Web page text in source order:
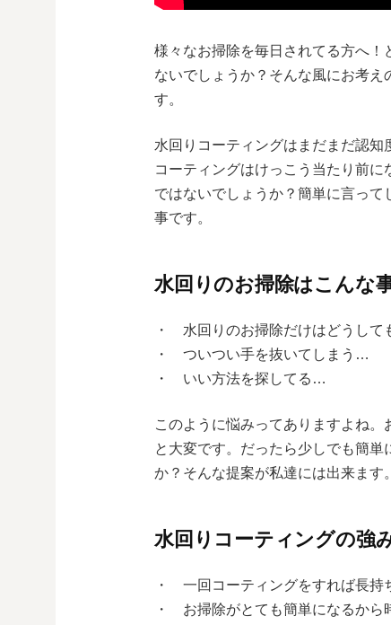
様々なお掃除を毎日されてる方へ
ないでしょうか？そんな風にお考
す。
水回りコーティングはまだまだ認
コーティングはけっこう当たり前
ではないでしょうか？簡単に言って
事です。
水回りのお掃除はこんな
・ 水回りのお掃除だけはどうして
・ ついつい手を抜いてしまう…
・ いい方法を探してる…
このように悩みってありますよね。
と大変です。だったら少しでも簡
か？そんな提案が私達には出来ます。
水回りコーティングの強
・ 一回コーティングをすれば長持
・ お掃除がとても簡単になるから